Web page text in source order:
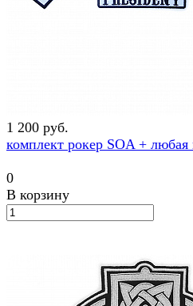
1 200 руб.
комплект рокер SOA + любая
0
В корзину